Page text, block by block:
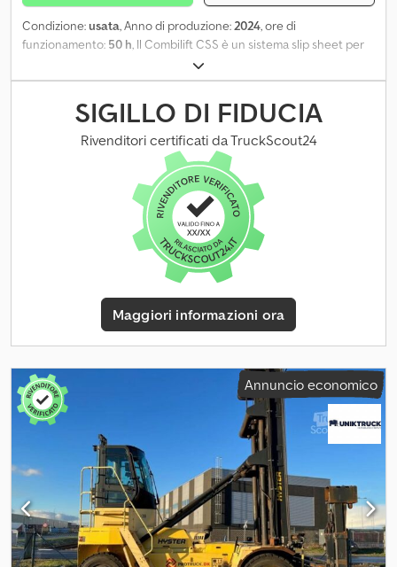
Condizione:usata, Anno di produzione:2024, ore di
funzionamento: 50 h, Il Combilift CSS è un sistema slip sheet per
container del 2024 con circa 50 ore di lavoro. Adatto a container
da 20, 30 e 40 piedi. Ha una capacità di sollevamento di 30.000 kg.
Csdpfx Aey If Sbspyerf
SIGILLO DI FIDUCIA
Rivenditori certificati da TruckScout24
Maggiori informazioni ora
Annuncio economico